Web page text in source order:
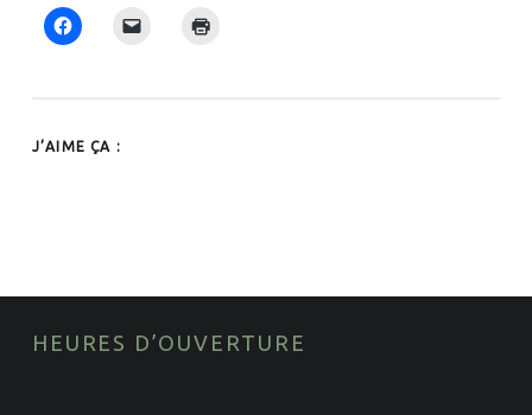
J’AIME ÇA :
HEURES D’OUVERTURE